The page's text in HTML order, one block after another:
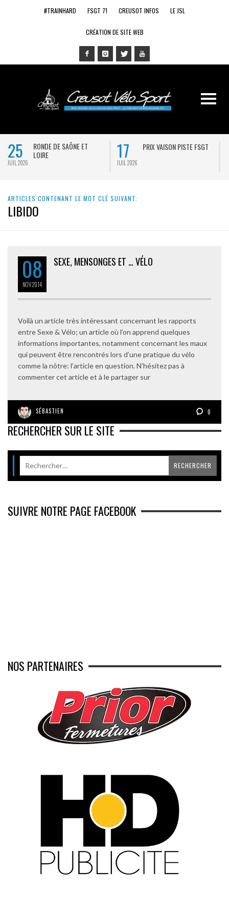
#TRAINHARD FSGT 71 CREUSOT INFOS LE JSL
CRÉATION DE SITE WEB
25
JUIL 2026
RONDE DE SAÔNE ET
LOIRE
17
JUIL 2026
PRIX VAISON PISTE FSGT
ARTICLES CONTENANT LE MOT CLÉ SUIVANT:
LIBIDO
08
NOV2014
SEXE, MENSONGES ET … VÉLO
Voilà un article très intéressant concernant les rapports
entre Sexe & Vélo; un article où l’on apprend quelques
informations importantes, notamment concernant les maux
qui peuvent être rencontrés lors d’une pratique du vélo
comme la nôtre: l’article en question. N’hésitez pas à
commenter cet article et à le partager sur
SÉBASTIEN 0
RECHERCHER SUR LE SITE
SUIVRE NOTRE PAGE FACEBOOK
NOS PARTENAIRES